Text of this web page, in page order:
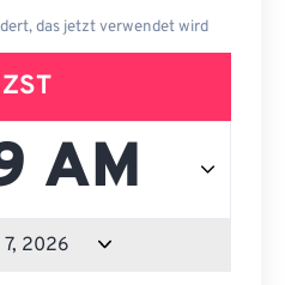
das jetzt verwendet wird